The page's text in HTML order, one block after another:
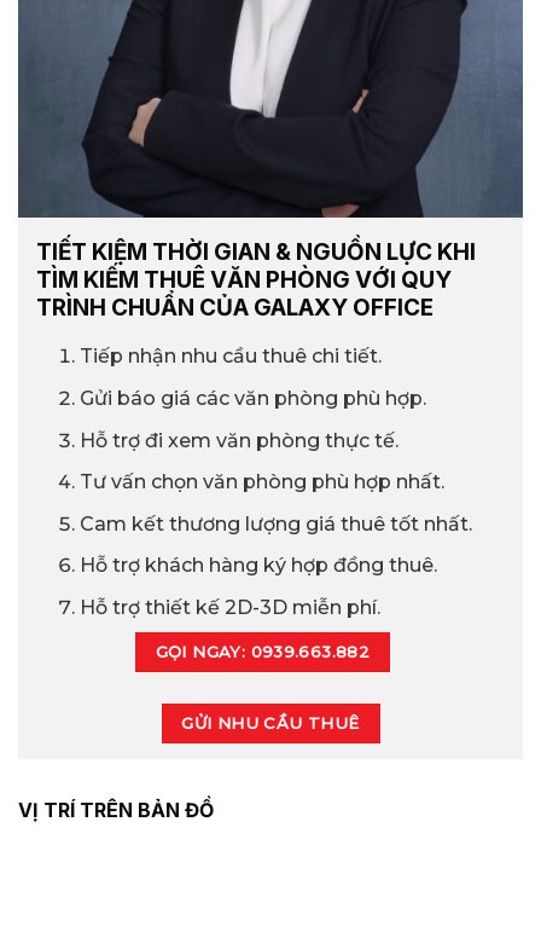
TIẾT KIỆM THỜI GIAN & NGUỒN LỰC KHI
TÌM KIẾM THUÊ VĂN PHÒNG VỚI QUY
TRÌNH CHUẨN CỦA GALAXY OFFICE
Tiếp nhận nhu cầu thuê chi tiết.
Gửi báo giá các văn phòng phù hợp.
Hỗ trợ đi xem văn phòng thực tế.
Tư vấn chọn văn phòng phù hợp nhất.
Cam kết thương lượng giá thuê tốt nhất.
Hỗ trợ khách hàng ký hợp đồng thuê.
Hỗ trợ thiết kế 2D-3D miễn phí.
GỌI NGAY: 0939.663.882
GỬI NHU CẦU THUÊ
VỊ TRÍ TRÊN BẢN ĐỒ